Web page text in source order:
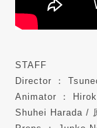
STAFF
Director ：
Animator ：
Shuhei Harada /